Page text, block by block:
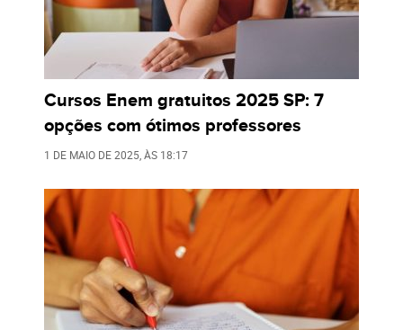
Cursos Enem gratuitos 2025 SP: 7
opções com ótimos professores
1 DE MAIO DE 2025 , ÀS 18:17